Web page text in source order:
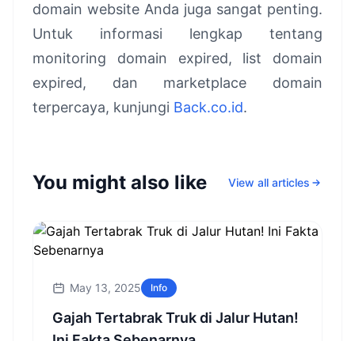
domain website Anda juga sangat penting.
Untuk informasi lengkap tentang
monitoring domain expired, list domain
expired, dan marketplace domain
terpercaya, kunjungi Back.co.id.
You might also like View all articles
May 13, 2025 Info
Gajah Tertabrak Truk di Jalur Hutan!